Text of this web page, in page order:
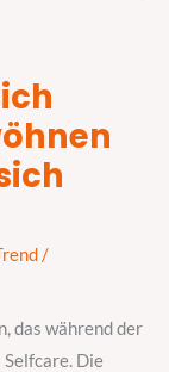
/
das während der
Die